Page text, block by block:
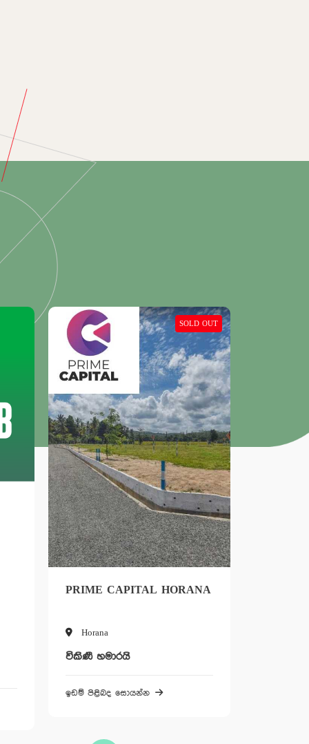
SOLD OUT
PRIME CAPITAL HORANA
Horana
විකිණී හමාරයි
ඉඩම් පිළිබද සොයන්න